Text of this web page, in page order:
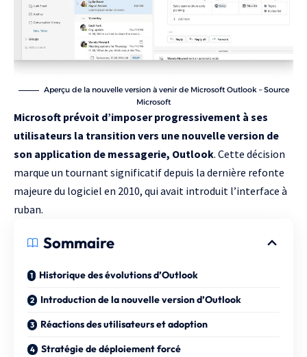
Aperçu de la nouvelle version à venir de Microsoft Outlook – Source
Microsoft
Microsoft prévoit d’imposer progressivement à ses
utilisateurs la transition vers une nouvelle version de
son application de messagerie, Outlook. Cette décision
marque un tournant significatif depuis la dernière refonte
majeure du logiciel en 2010, qui avait introduit l’interface à
ruban.
Sommaire
Historique des évolutions d’Outlook
Introduction de la nouvelle version d’Outlook
Réactions des utilisateurs et adoption
Stratégie de déploiement forcé